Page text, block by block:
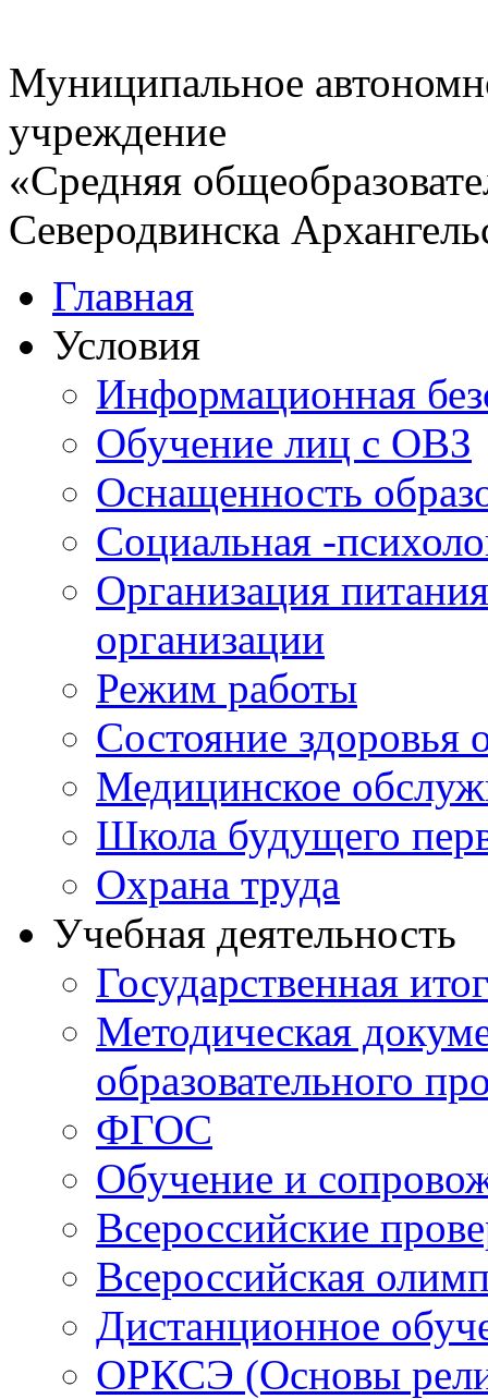
Муниципальное
учреждение
«Средняя
Северодвинска
Главная
Условия
Информационная
Обучение лиц с ОВЗ
Оснащенность
Социальная -
Организация
организации
Режим работы
Состояние
Медицинское
Школа будущего
Охрана труда
Учебная деятельность
Государственная
Методическая
образовательного
ФГОС
Обучение и
Всероссийские
Всероссийская
Дистанционное
ОРКСЭ (Основы